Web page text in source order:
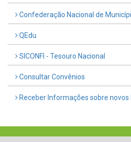
Confederação Nacional de
QEdu
SICONFI - Tesouro Nacional
Consultar Convênios
Receber Informações sobre novos